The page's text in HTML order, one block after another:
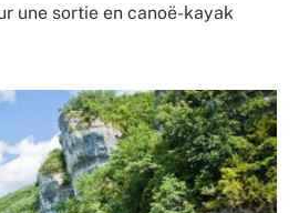
une sortie en canoë-kayak